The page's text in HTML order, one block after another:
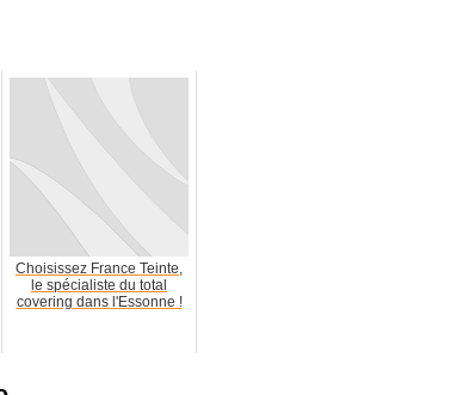
Choisissez France Teinte,
le spécialiste du total
covering dans l'Essonne !